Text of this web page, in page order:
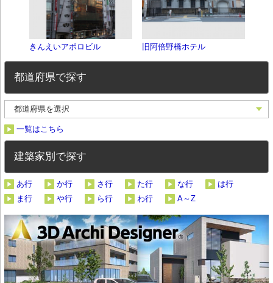
きんえいアポロビル 旧阿倍野橋ホテル
都道府県で探す
一覧はこちら
建築家別で探す
あ行 か行 さ行 た行 な行
は行
ま行
や行 ら行 わ行 A～Z